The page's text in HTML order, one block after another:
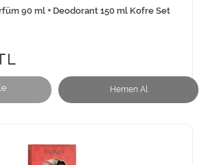
Hemen Al
90 ml + Deodorant 150 ml Kofre Set